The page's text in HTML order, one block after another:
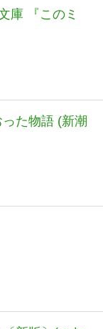
庫 『このミ
た物語 (新潮